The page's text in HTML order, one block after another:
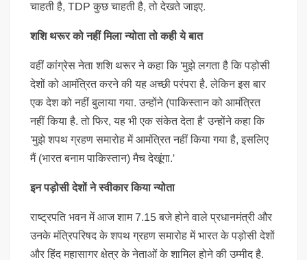
चाहती है, TDP कुछ चाहती है, तो देखते जाइए.
शशि थरूर को नहीं मिला न्योता तो कही ये बात
वहीं कांग्रेस नेता शशि थरूर ने कहा कि 'मुझे लगता है कि पड़ोसी
देशों को आमंत्रित करने की यह अच्छी परंपरा है. लेकिन इस बार
एक देश को नहीं बुलाया गया. उन्होंने (पाकिस्तान को आमंत्रित
नहीं किया है. तो फिर, यह भी एक संकेत देता है' उन्होंने कहा कि
'मुझे शपथ ग्रहण समारोह में आमंत्रित नहीं किया गया है, इसलिए
मैं (भारत बनाम पाकिस्तान) मैच देखूंगा.'
इन पड़ोसी देशों ने स्वीकार किया न्योता
राष्ट्रपति भवन में आज शाम 7.15 बजे होने वाले प्रधानमंत्री और
उनके मंत्रिपरिषद के शपथ ग्रहण समारोह में भारत के पड़ोसी देशों
और हिंद महासागर क्षेत्र के नेताओं के शामिल होने की उम्मीद है.